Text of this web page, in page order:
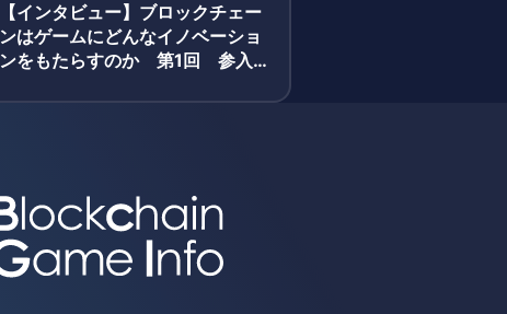
【インタビュー】ブロックチェー
ンはゲームにどんなイノベーショ
ンをもたらすのか 第1回 参入し